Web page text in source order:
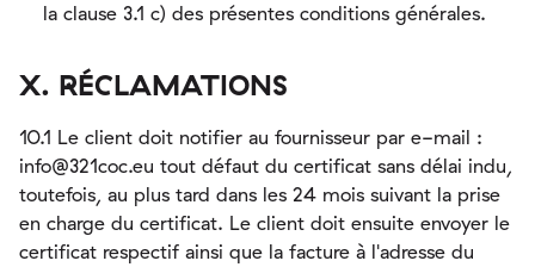
la clause 3.1 c) des présentes conditions générales.
X. RÉCLAMATIONS
10.1 Le client doit notifier au fournisseur par e-mail :
info@321coc.eu tout défaut du certificat sans délai indu,
toutefois, au plus tard dans les 24 mois suivant la prise
en charge du certificat. Le client doit ensuite envoyer le
certificat respectif ainsi que la facture à l'adresse du